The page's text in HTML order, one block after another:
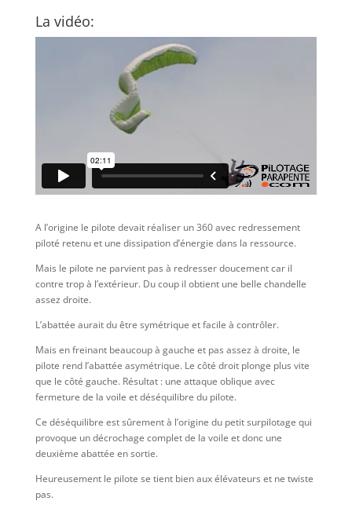
La vidéo:
A l’origine le pilote devait réaliser un 360 avec redressement
piloté retenu et une dissipation d’énergie dans la ressource.
Mais le pilote ne parvient pas à redresser doucement car il
contre trop à l’extérieur. Du coup il obtient une belle chandelle
assez droite.
L’abattée aurait du être symétrique et facile à contrôler.
Mais en freinant beaucoup à gauche et pas assez à droite, le
pilote rend l’abattée asymétrique. Le côté droit plonge plus vite
que le côté gauche. Résultat : une attaque oblique avec
fermeture de la voile et déséquilibre du pilote.
Ce déséquilibre est sûrement à l’origine du petit surpilotage qui
provoque un décrochage complet de la voile et donc une
deuxième abattée en sortie.
Heureusement le pilote se tient bien aux élévateurs et ne twiste
pas.